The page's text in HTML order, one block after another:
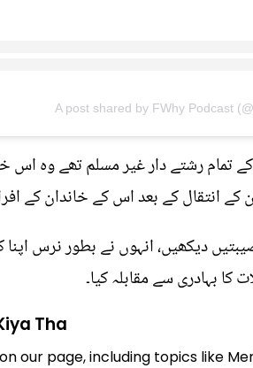
A post shared by FWhy Podcast
تمام رشتے دار غیر مسلم تھے وہ
کے بعد اس کے خاندان کے
دیکھیں، انہوں نے بطور نرس اپنا
بہادری سے مقابلہ کیا۔
Tha
our page, including topics like